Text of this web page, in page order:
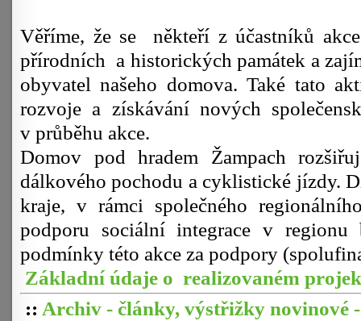
Věříme, že se někteří z účastníků
přírodních a historických památek a
obyvatel našeho domova. Také tato
rozvoje a získávání nových
v průběhu akce.
Domov pod hradem Žampach
dálkového pochodu a cyklistické jízdy.
kraje, v rámci společného
podporu sociální integrace v regionu
podmínky této akce za podpory
Základní údaje o realizovaném
:: Archiv - články, výstřižky novinové